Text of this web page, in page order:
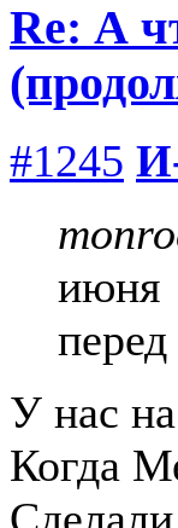
Re: А
#1245
июня
У нас
Когда